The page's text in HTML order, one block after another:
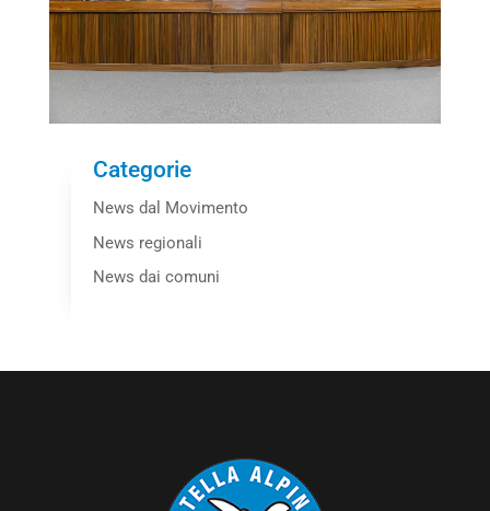
Categorie
News dal Movimento
News regionali
News dai comuni